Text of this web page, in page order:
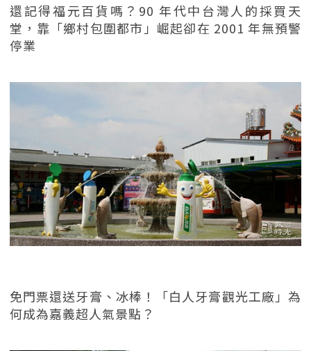
還記得福元百貨嗎？90 年代中台灣人的採買天
堂，靠「鄉村包圍都市」崛起卻在 2001 年無預警
停業
免門票還送牙膏、冰棒！「白人牙膏觀光工廠」為
何成為嘉義超人氣景點？